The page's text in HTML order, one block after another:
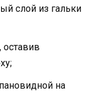
слой из гальки
оставив
на